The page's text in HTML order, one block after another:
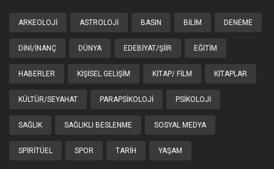
ARKEOLOJI ASTROLOJI BASIN BILIM DENEME
DINI/İNANÇ DÜNYA EDEBIYAT/ŞIIR EĞITIM
HABERLER KIŞISEL GELIŞIM KITAP/ FILM KITAPLAR
KÜLTÜR/SEYAHAT PARAPSIKOLOJI PSIKOLOJI
SAĞLIK SAĞLIKLI BESLENME SOSYAL MEDYA
SPIRITÜEL SPOR TARIH YAŞAM